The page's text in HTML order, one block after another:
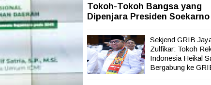
Nasional
Bank Central
Tokoh-Tokoh Bangsa yang
Dipenjara Presiden Soekarno
Sekjend GRIB
Zulfikar: Tokoh
Indonesia Heikal
Bergabung ke